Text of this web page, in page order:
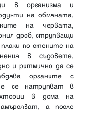
в организма и
на обмяната,
на червата,
дроб, струпващи
по стените на
в съдовете,
и ритмично да се
органите с
се натрупват в
в дома на
а после